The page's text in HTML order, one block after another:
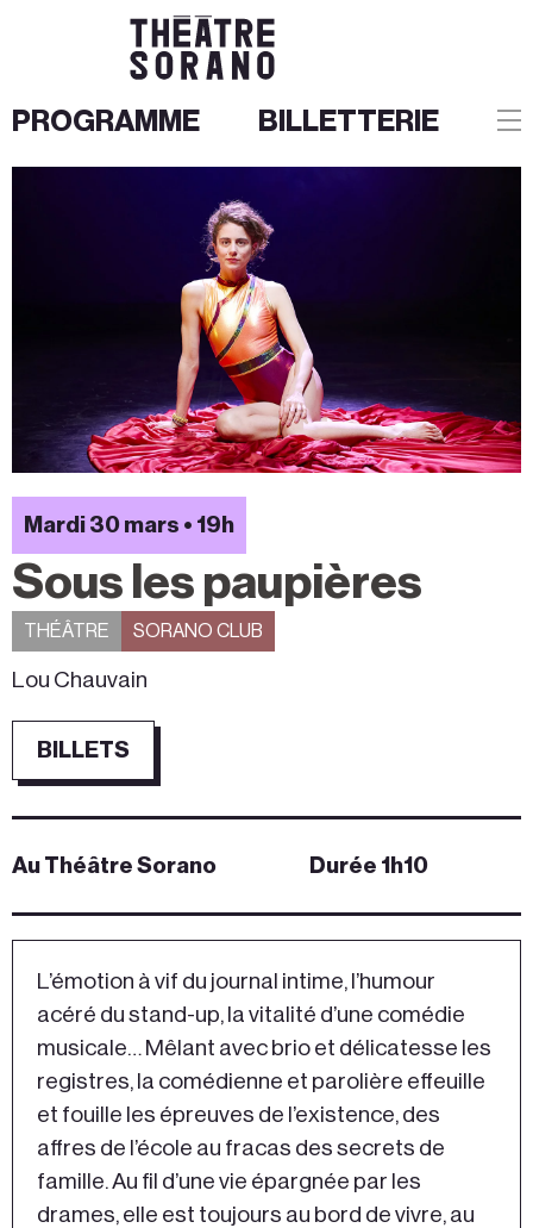
PROGRAMME BILLETTERIE
Mardi 30 mars • 19h
Sous les paupières
THÉÂTRE SORANO CLUB
Lou Chauvain
BILLETS
Au Théâtre Sorano Durée 1h10
L’émotion à vif du journal intime, l’humour
acéré du stand-up, la vitalité d’une comédie
musicale… Mêlant avec brio et délicatesse les
registres, la comédienne et parolière effeuille
et fouille les épreuves de l’existence, des
affres de l’école au fracas des secrets de
famille. Au fil d’une vie épargnée par les
drames, elle est toujours au bord de vivre, au